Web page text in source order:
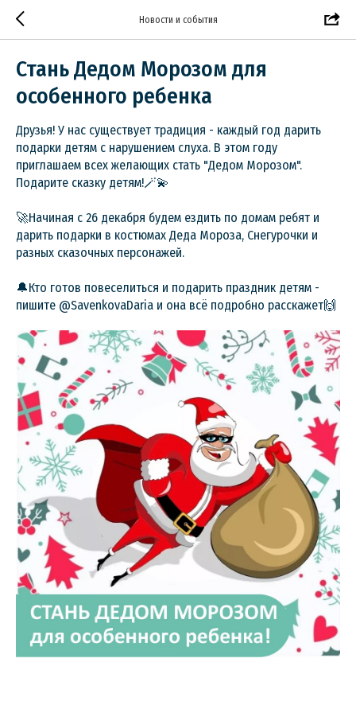
Новости и события
Стань Дедом Морозом для
особенного ребенка
Друзья! У нас существует традиция - каждый год дарить
подарки детям с нарушением слуха. В этом году
приглашаем всех желающих стать "Дедом Морозом".
Подарите сказку детям!🪄💫
🚀Начиная с 26 декабря будем ездить по домам ребят и
дарить подарки в костюмах Деда Мороза, Снегурочки и
разных сказочных персонажей.
🔔Кто готов повеселиться и подарить праздник детям -
пишите @SavenkovaDaria и она всё подробно расскажет🙌